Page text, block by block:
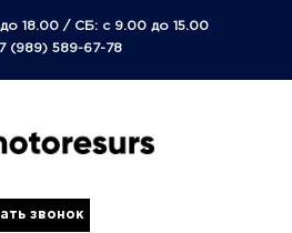
18.00/ СБ: с 9.00 до 15.00
(989) 589-67-78
звонок